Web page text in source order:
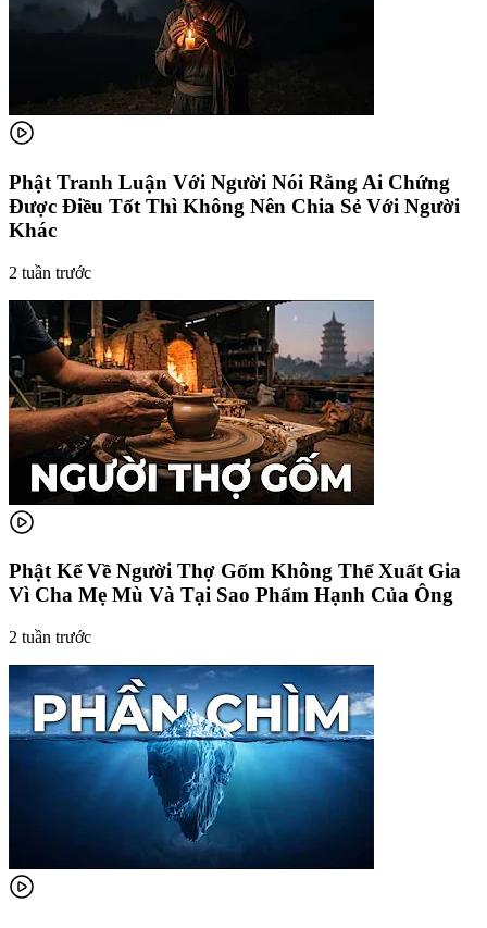
Phật Tranh Luận Với Người Nói Rằng Ai Chứng
Được Điều Tốt Thì Không Nên Chia Sẻ Với Người
Khác
2 tuần trước
Phật Kể Về Người Thợ Gốm Không Thể Xuất Gia
Vì Cha Mẹ Mù Và Tại Sao Phẩm Hạnh Của Ông
2 tuần trước